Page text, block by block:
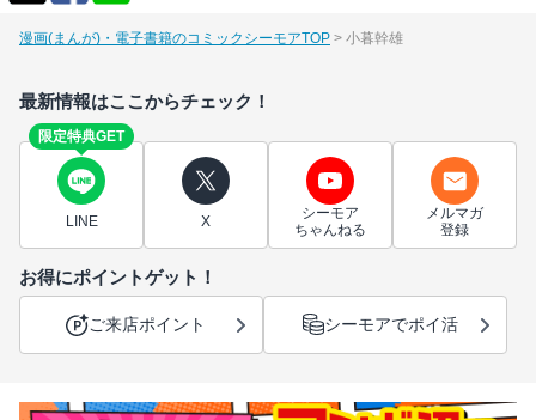
漫画(まんが)・電子書籍のコミックシーモアTOP 小暮幹雄
最新情報はここからチェック！
限定特典GET
LINE X
シーモア
ちゃんねる
メルマガ
登録
お得にポイントゲット！
ご来店ポイント シーモアでポイ活